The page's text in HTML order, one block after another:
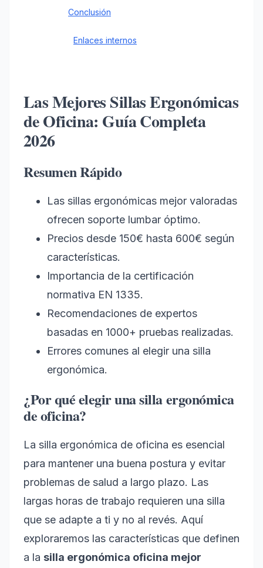
Conclusión
Enlaces internos
Las Mejores Sillas Ergonómicas
de Oficina: Guía Completa
2026
Resumen Rápido
Las sillas ergonómicas mejor valoradas
ofrecen soporte lumbar óptimo.
Precios desde 150€ hasta 600€ según
características.
Importancia de la certificación
normativa EN 1335.
Recomendaciones de expertos
basadas en 1000+ pruebas realizadas.
Errores comunes al elegir una silla
ergonómica.
¿Por qué elegir una silla ergonómica
de oficina?
La silla ergonómica de oficina es esencial
para mantener una buena postura y evitar
problemas de salud a largo plazo. Las
largas horas de trabajo requieren una silla
que se adapte a ti y no al revés. Aquí
exploraremos las características que definen
a la silla ergonómica oficina mejor